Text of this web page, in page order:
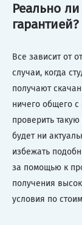
Реально
гарантией?
Все зависит от
случаи, когда
получают
ничего общего
проверить
будет ни
избежать
за помощью к
получения
условия по